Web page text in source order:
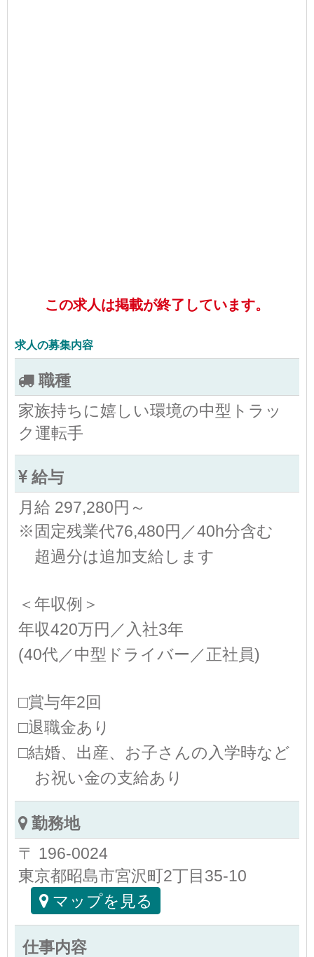
この求人は掲載が終了しています。
求人の募集内容
職種
家族持ちに嬉しい環境の中型トラッ
ク運転手
給与
月給 297,280円～
※固定残業代76,480円／40h分含む
超過分は追加支給します
＜年収例＞
年収420万円／入社3年
(40代／中型ドライバー／正社員)
□賞与年2回
□退職金あり
□結婚、出産、お子さんの入学時など
お祝い金の支給あり
勤務地
〒 196-0024
東京都昭島市宮沢町2丁目35-10
マップを見る
仕事内容